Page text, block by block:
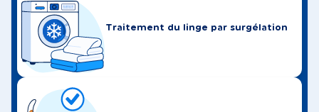
Traitement du linge par surgélation